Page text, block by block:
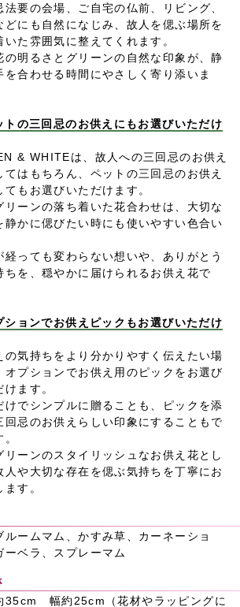
法要の会場、ご自宅の仏前、リビング、
どにも自然になじみ、故人を偲ぶ場所を
いた雰囲気に整えてくれます。
の明るさとグリーンの自然な印象が、静
を合わせる時間にやさしく寄り添いま
トの三回忌のお供えにもお選びいただけ
& WHITEは、故人への三回忌のお供え
てはもちろん、ペットの三回忌のお供え
てもお選びいただけます。
リーンの落ち着いた花合わせは、大切な
静かに偲びたい時にも使いやすい色合い
経っても変わらない想いや、ありがとう
ちを、穏やかに届けられるお供え花で
ションでお供えピックもお選びいただけ
の気持ちをより分かりやすく伝えたい場
オプションでお供え用のピックをお選び
けます。
けでシンプルに贈ることも、ピックを添
回忌のお供えらしい印象にすることもで
リーンのスタイリッシュなお供え花とし
人や大切な存在を偲ぶ気持ちを丁寧にお
ます。
ルームマム、かすみ草、カーネーショ
ーベラ、スプレーマム
35cm 幅約25cm（花材やラッピングに